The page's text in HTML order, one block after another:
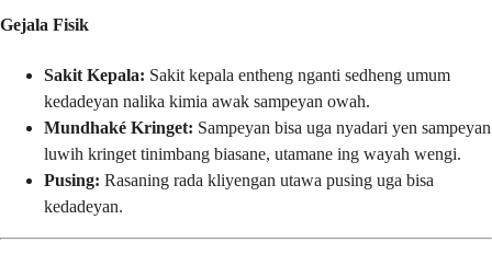
Gejala Fisik
Sakit Kepala: Sakit kepala entheng nganti sedheng umum
kedadeyan nalika kimia awak sampeyan owah.
Mundhaké Kringet: Sampeyan bisa uga nyadari yen sampeyan
luwih kringet tinimbang biasane, utamane ing wayah wengi.
Pusing: Rasaning rada kliyengan utawa pusing uga bisa
kedadeyan.